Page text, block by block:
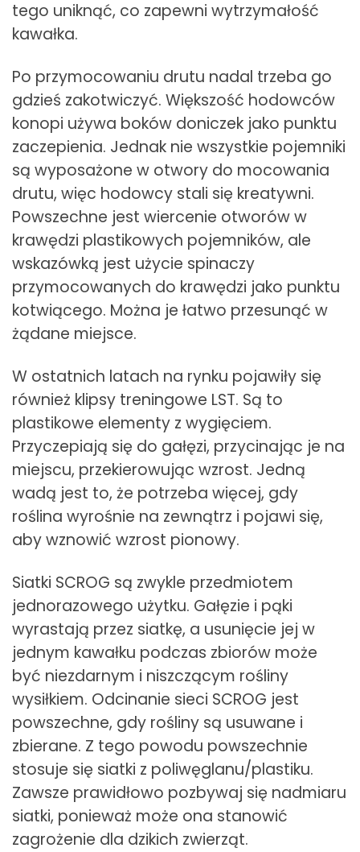
tego uniknąć, co zapewni wytrzymałość
kawałka.
Po przymocowaniu drutu nadal trzeba go
gdzieś zakotwiczyć. Większość hodowców
konopi używa boków doniczek jako punktu
zaczepienia. Jednak nie wszystkie pojemniki
są wyposażone w otwory do mocowania
drutu, więc hodowcy stali się kreatywni.
Powszechne jest wiercenie otworów w
krawędzi plastikowych pojemników, ale
wskazówką jest użycie spinaczy
przymocowanych do krawędzi jako punktu
kotwiącego. Można je łatwo przesunąć w
żądane miejsce.
W ostatnich latach na rynku pojawiły się
również klipsy treningowe LST. Są to
plastikowe elementy z wygięciem.
Przyczepiają się do gałęzi, przycinając je na
miejscu, przekierowując wzrost. Jedną
wadą jest to, że potrzeba więcej, gdy
roślina wyrośnie na zewnątrz i pojawi się,
aby wznowić wzrost pionowy.
Siatki SCROG są zwykle przedmiotem
jednorazowego użytku. Gałęzie i pąki
wyrastają przez siatkę, a usunięcie jej w
jednym kawałku podczas zbiorów może
być niezdarnym i niszczącym rośliny
wysiłkiem. Odcinanie sieci SCROG jest
powszechne, gdy rośliny są usuwane i
zbierane. Z tego powodu powszechnie
stosuje się siatki z poliwęglanu/plastiku.
Zawsze prawidłowo pozbywaj się nadmiaru
siatki, ponieważ może ona stanowić
zagrożenie dla dzikich zwierząt.